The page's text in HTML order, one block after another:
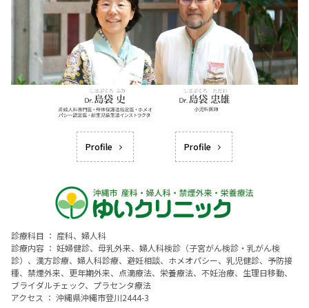
Profile Profile
診療科目 ： 産科、婦人科
診療内容 ： 妊婦健診、母乳外来、婦人科検診（子宮がん検診・乳がん検
診）、漢方診療、婦人科診療、避妊相談、ホメオパシー、乳児健診、予防接
種、禁煙外来、更年期外来、点滴療法、栄養療法、不妊治療、生理日移動、
ブライダルチェック、プラセンタ療法
アクセス ： 沖縄県沖縄市登川2444-3